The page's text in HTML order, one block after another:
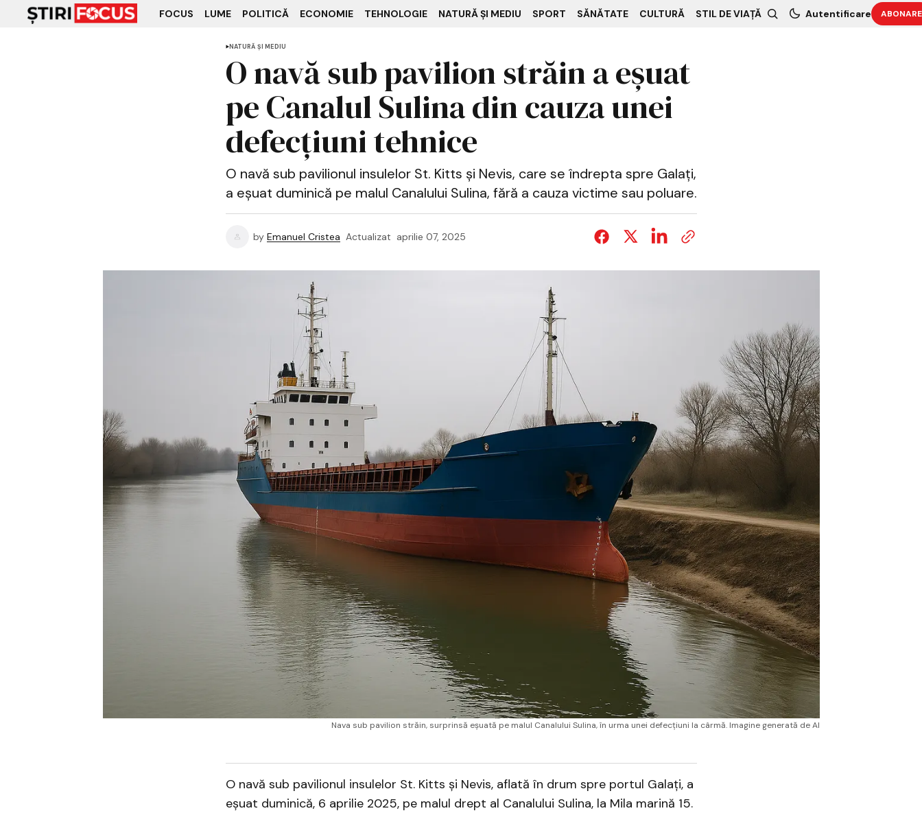
FOCUS LUME POLITICĂ ECONOMIE TEHNOLOGIE NATURĂ ȘI MEDIU SPORT SĂNĂTATE CULTURĂ STIL DE VIAȚĂ Autentificare ABONARE
NATURĂ ȘI MEDIU
O navă sub pavilion străin a eșuat
pe Canalul Sulina din cauza unei
defecțiuni tehnice
O navă sub pavilionul insulelor St. Kitts și Nevis, care se îndrepta spre Galați,
a eșuat duminică pe malul Canalului Sulina, fără a cauza victime sau poluare.
by Emanuel Cristea Actualizat aprilie 07, 2025
Nava sub pavilion străin, surprinsă eșuată pe malul Canalului Sulina, în urma unei defecțiuni la cârmă. Imagine generată de AI
O navă sub pavilionul insulelor St. Kitts și Nevis, aflată în drum spre portul Galați, a
eșuat duminică, 6 aprilie 2025, pe malul drept al Canalului Sulina, la Mila marină 15.